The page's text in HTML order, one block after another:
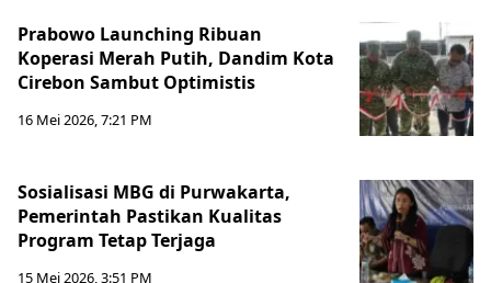
Prabowo Launching Ribuan
Koperasi Merah Putih, Dandim Kota
Cirebon Sambut Optimistis
16 Mei 2026, 7:21 PM
Sosialisasi MBG di Purwakarta,
Pemerintah Pastikan Kualitas
Program Tetap Terjaga
15 Mei 2026, 3:51 PM